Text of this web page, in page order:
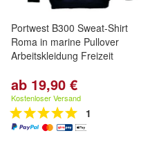
Portwest B300 Sweat-Shirt
Roma in marine Pullover
Arbeitskleidung Freizeit
ab 19,90 €
Kostenloser Versand
1